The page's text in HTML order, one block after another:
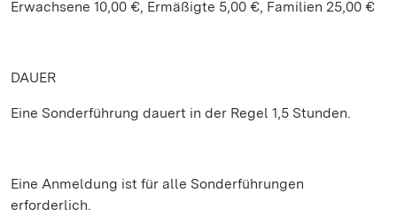
Erwachsene 10,00 €, Ermäßigte 5,00 €, Familien 25,00 €
DAUER
Eine Sonderführung dauert in der Regel 1,5 Stunden.
Eine Anmeldung ist für alle Sonderführungen
erforderlich.